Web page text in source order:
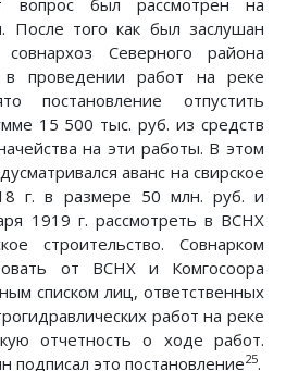
был рассмотрен на
После того как был заслушан
Северного района
проведении работ на реке
постановление отпустить
15 500 тыс. руб. из средств
на эти работы. В этом
аванс на свирское
г. в размере 50 млн. руб. и
1919 г. рассмотреть в ВСНХ
строительство. Совнарком
от ВСНХ и Комгосоора
списком лиц, ответственных
работ на реке
отчетность о ходе работ.
подписал это постановление25.